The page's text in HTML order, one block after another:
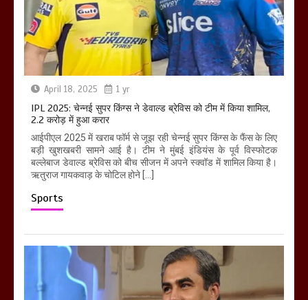
April 18, 2025 1 yr
IPL 2025: चेन्नई सुपर किंग्स ने डेवाल्ड ब्रेविस को टीम में किया शामिल,
2.2 करोड़ में हुआ करार
आईपीएल 2025 में खराब फॉर्म से जूझ रही चेन्नई सुपर किंग्स के फैंस के लिए
बड़ी खुशखबरी सामने आई है। टीम ने मुंबई इंडियंस के पूर्व विस्फोटक
बल्लेबाज डेवाल्ड ब्रेविस को बीच सीजन में अपने स्क्वॉड में शामिल किया है।
ऋतुराज गायकवाड़ के चोटिल होने […]
Sports